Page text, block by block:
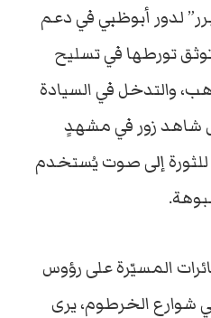
لدور أبوظبي في دعم
توثق تورطها في تسليح
والتدخل في السيادة
شاهد زور في مشهدٍ
إلى صوت يُستخدم
المسيّرة على رؤوس
شوارع الخرطوم، يرى